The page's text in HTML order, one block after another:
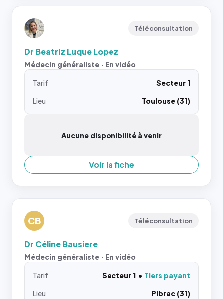
Téléconsultation
Dr Beatriz Luque Lopez
Médecin généraliste · En vidéo
Tarif
Secteur 1
Lieu
Toulouse (31)
Aucune disponibilité à venir
Voir la fiche
CB Téléconsultation
Dr Céline Bausiere
Médecin généraliste · En vidéo
Tarif Secteur 1
Tiers payant
Lieu
Pibrac (31)